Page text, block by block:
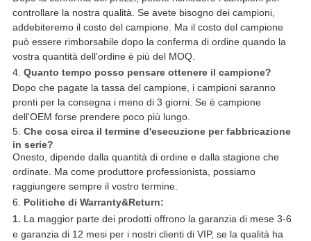
controllare la nostra qualità. Se avete bisogno dei campioni,
addebiteremo il costo del campione. Ma il costo del campione
può essere rimborsabile dopo la conferma di ordine quando la
vostra quantità dell'ordine è più del MOQ.
4. Quanto tempo posso pensare ottenere il campione?
Dopo che pagate la tassa del campione, i campioni saranno
pronti per la consegna i meno di 3 giorni. Se è campione
dell'OEM forse prendere poco più lungo.
5. Che cosa circa il termine d'esecuzione per fabbricazione
in serie?
Onesto, dipende dalla quantità di ordine e dalla stagione che
ordinate. Ma come produttore professionista, possiamo
raggiungere sempre il vostro termine.
6. Politiche di Warranty&Return:
1. La maggior parte dei prodotti offrono la garanzia di mese 3-6
e garanzia di 12 mesi per i nostri clienti di VIP, se la qualità ha